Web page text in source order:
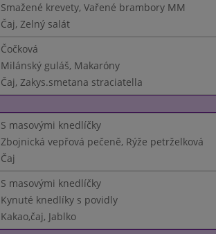
Smažené krevety, Vařené brambory MM
Čaj, Zelný salát
Čočková
Milánský guláš, Makaróny
Čaj, Zakys.smetana straciatella
S masovými knedlíčky
Zbojnická vepřová pečeně, Rýže petrželková
Čaj
S masovými knedlíčky
Kynuté knedlíky s povidly
Kakao,čaj, Jablko